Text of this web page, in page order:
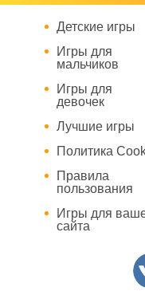
Детские игры
Игры для
мальчиков
Игры для
девочек
Лучшие игры
Политика
Правила
пользования
Игры для
сайта